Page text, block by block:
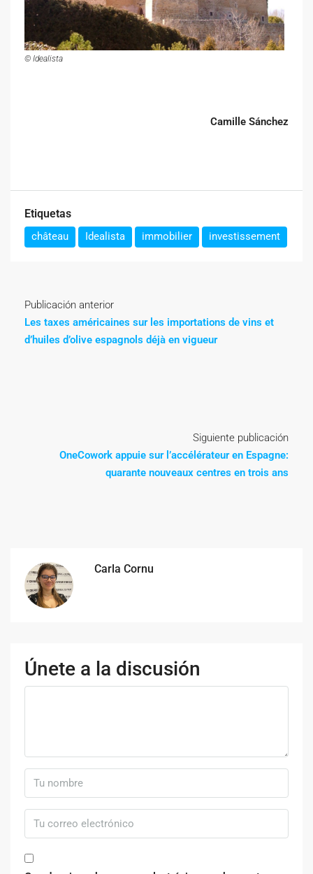
© Idealista
Camille Sánchez
Etiquetas
château Idealista immobilier investissement
Publicación anterior
Les taxes américaines sur les importations de vins et
d’huiles d’olive espagnols déjà en vigueur
Siguiente publicación
OneCowork appuie sur l’accélérateur en Espagne:
quarante nouveaux centres en trois ans
Carla Cornu
Únete a la discusión